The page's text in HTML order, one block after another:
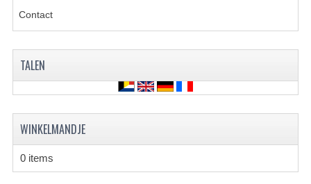
SHINERAY 250 STXE
ACCESSOIRES
Contact
TALEN
WINKELMANDJE
0 items